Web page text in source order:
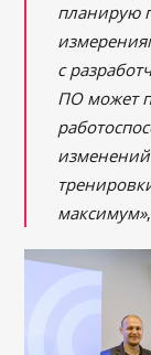
планирую
с
ПО может
максимум»